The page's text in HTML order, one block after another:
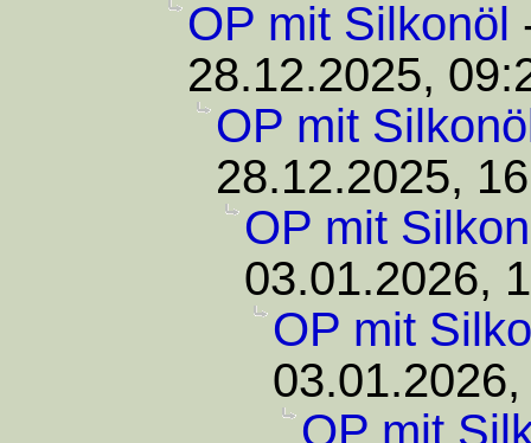
OP mit Silkonöl
28.12.2025,
OP mit
28.12.2025,
OP mit
03.01.2026,
OP mit
OP mit